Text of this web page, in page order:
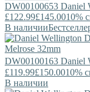
DW00100653 Daniel
£122.99£145.0010%
В наличии
DW00100163 Daniel
£119.99£150.0010%
В наличии